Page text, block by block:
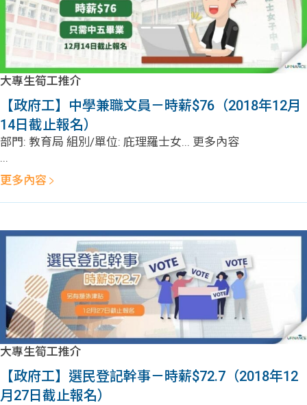
大專生筍工推介
【政府工】中學兼職文員－時薪$76（2018年12月
14日截止報名）
部門: 教育局 組別/單位: 庇理羅士女... 更多內容
...
更多內容
大專生筍工推介
【政府工】選民登記幹事－時薪$72.7（2018年12
月27日截止報名）